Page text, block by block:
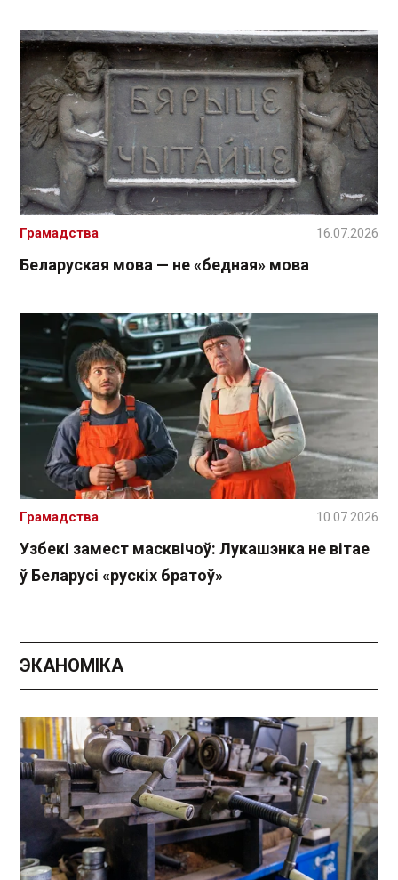
Беларуская мова — не «бедная» мова
Грамадства 16.07.2026
Узбекі замест масквічоў: Лукашэнка не вітае
ў Беларусі «рускіх братоў»
Грамадства 10.07.2026
ЭКАНОМІКА